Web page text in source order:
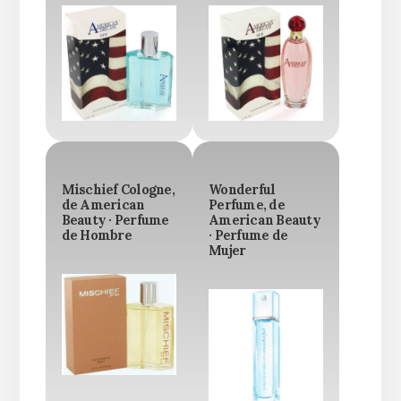
Mischief Cologne,
de American
Beauty · Perfume
de Hombre
Wonderful
Perfume, de
American Beauty
· Perfume de
Mujer